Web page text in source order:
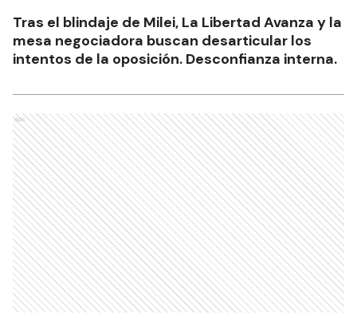
Tras el blindaje de Milei, La Libertad Avanza y la
mesa negociadora buscan desarticular los
intentos de la oposición. Desconfianza interna.
Ads